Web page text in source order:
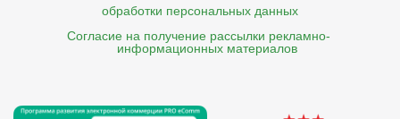
обработки персональных данных
Согласие на получение рассылки рекламно-
    информационных материалов